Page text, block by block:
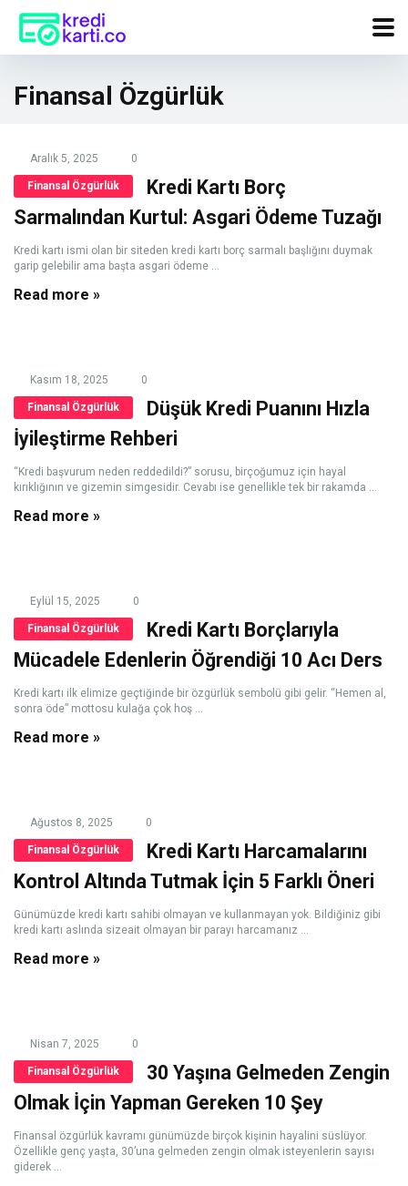
Finansal Özgürlük
Aralık 5, 2025 0
Finansal Özgürlük
Kredi Kartı Borç
Sarmalından Kurtul: Asgari Ödeme Tuzağı
Kredi kartı ismi olan bir siteden kredi kartı borç sarmalı başlığını duymak
garip gelebilir ama başta asgari ödeme ...
Read more »
Kasım 18, 2025 0
Finansal Özgürlük
Düşük Kredi Puanını Hızla
İyileştirme Rehberi
“Kredi başvurum neden reddedildi?” sorusu, birçoğumuz için hayal
kırıklığının ve gizemin simgesidir. Cevabı ise genellikle tek bir rakamda ...
Read more »
Eylül 15, 2025 0
Finansal Özgürlük
Kredi Kartı Borçlarıyla
Mücadele Edenlerin Öğrendiği 10 Acı Ders
Kredi kartı ilk elimize geçtiğinde bir özgürlük sembolü gibi gelir. “Hemen al,
sonra öde” mottosu kulağa çok hoş ...
Read more »
Ağustos 8, 2025 0
Finansal Özgürlük
Kredi Kartı Harcamalarını
Kontrol Altında Tutmak İçin 5 Farklı Öneri
Günümüzde kredi kartı sahibi olmayan ve kullanmayan yok. Bildiğiniz gibi
kredi kartı aslında sizeait olmayan bir parayı harcamanız ...
Read more »
Nisan 7, 2025 0
Finansal Özgürlük
30 Yaşına Gelmeden Zengin
Olmak İçin Yapman Gereken 10 Şey
Finansal özgürlük kavramı günümüzde birçok kişinin hayalini süslüyor.
Özellikle genç yaşta, 30’una gelmeden zengin olmak isteyenlerin sayısı
giderek ...